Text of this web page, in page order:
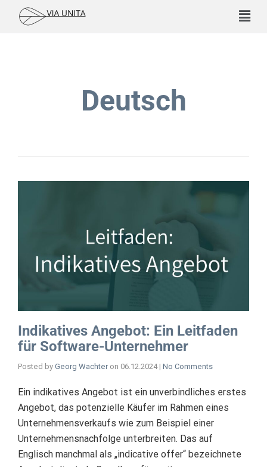
Deutsch
Indikatives Angebot: Ein Leitfaden
für Software-Unternehmer
Posted by Georg Wachter on 06.12.2024 | No Comments
Ein indikatives Angebot ist ein unverbindliches erstes
Angebot, das potenzielle Käufer im Rahmen eines
Unternehmensverkaufs wie zum Beispiel einer
Unternehmensnachfolge unterbreiten. Das auf
Englisch manchmal als „indicative offer“ bezeichnete